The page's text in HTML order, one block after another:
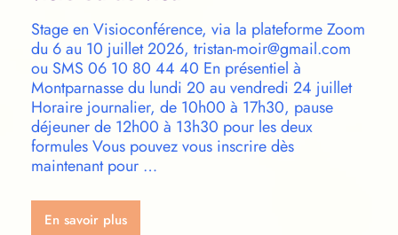
Stage en Visioconférence, via la plateforme Zoom
du 6 au 10 juillet 2026, tristan-moir@gmail.com
ou SMS 06 10 80 44 40 En présentiel à
Montparnasse du lundi 20 au vendredi 24 juillet
Horaire journalier, de 10h00 à 17h30, pause
déjeuner de 12h00 à 13h30 pour les deux
formules Vous pouvez vous inscrire dès
maintenant pour …
En savoir plus